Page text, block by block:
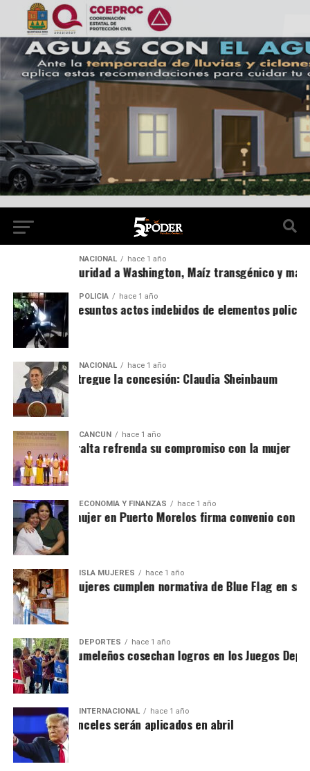
NACIONAL hace 1 año
de seguridad a Washington, Maíz transgénico y más
POLICÍA hace 1 año
FGE presuntos actos indebidos de elementos
NACIONAL hace 1 año
aguakan entregue la concesión: Claudia Sheinbaum
CANCÚN hace 1 año
Patricia Peralta refrenda su compromiso con la mujer
ECONOMÍA Y FINANZAS hace 1 año
de la mujer en Puerto Morelos firma convenio con
ISLA MUJERES hace 1 año
de Isla Mujeres cumplen normativa de Blue Flag en sus
DEPORTES hace 1 año
cozumeleños cosechan logros en los Juegos
INTERNACIONAL hace 1 año
Trump, aranceles serán aplicados en abril